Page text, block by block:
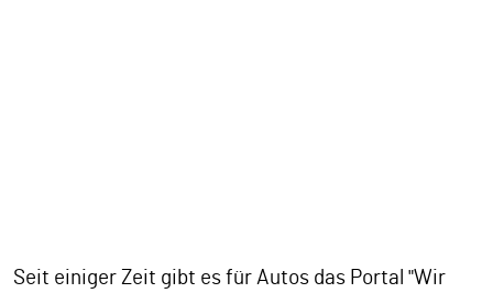
Seit einiger Zeit gibt es für Autos das Portal "Wir